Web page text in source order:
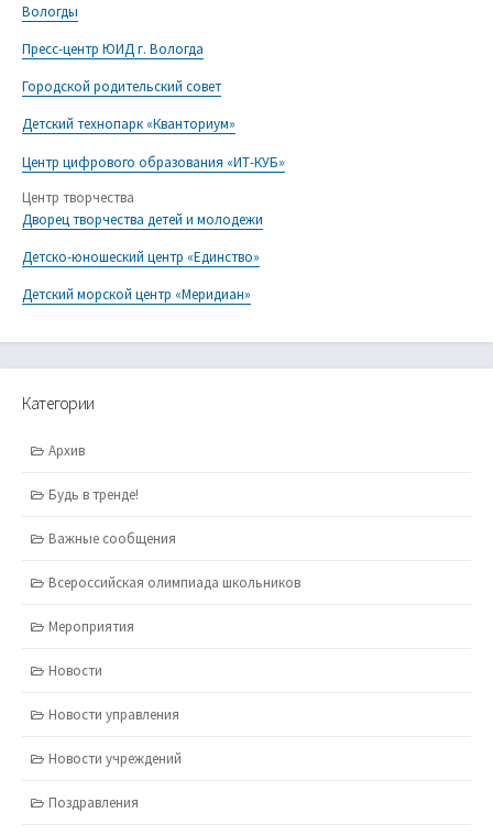
Вологды
Пресс-центр ЮИД г. Вологда
Городской родительский совет
Детский технопарк «Кванториум»
Центр цифрового образования «ИТ-КУБ»
Центр творчества
Дворец творчества детей и молодежи
Детско-юношеский центр «Единство»
Детский морской центр «Меридиан»
Категории
Архив
Будь в тренде!
Важные сообщения
Всероссийская олимпиада школьников
Мероприятия
Новости
Новости управления
Новости учреждений
Поздравления